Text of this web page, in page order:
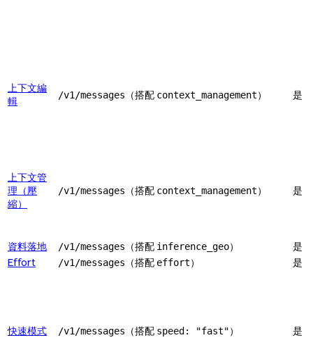
上下文編
輯
/v1/messages （搭配 context_management） 是
上下文管
理（壓
縮）
/v1/messages （搭配 context_management） 是
資料落地 /v1/messages （搭配 inference_geo）
是
Effort
/v1/messages （搭配 effort） 是
快速模式 /v1/messages （搭配 speed: "fast"） 是